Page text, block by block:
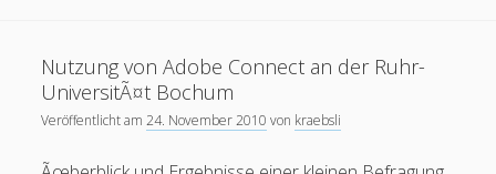
Connect
Nutzung von Adobe Connect an der Ruhr-
UniversitÃ¤t Bochum
Veröffentlicht am24. November 2010 von kraebsli